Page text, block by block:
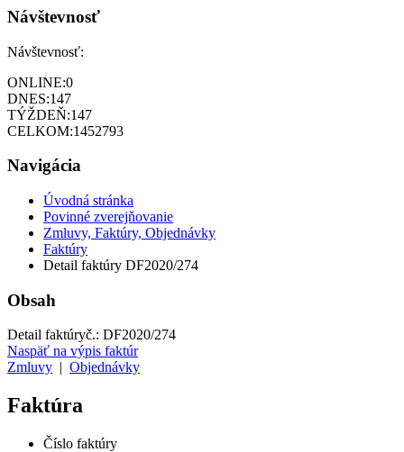
Návštevnosť
Návštevnosť:
ONLINE:0
DNES:147
TÝŽDEŇ:147
CELKOM:1452793
Navigácia
Úvodná stránka
Povinné zverejňovanie
Zmluvy, Faktúry, Objednávky
Faktúry
Detail faktúry DF2020/274
Obsah
Detail faktúryč.: DF2020/274
Naspäť na výpis faktúr
Zmluvy
Objednávky
Faktúra
Číslo faktúry